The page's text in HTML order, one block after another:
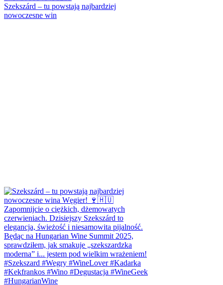
Szekszárd – tu powstają najbardziej
nowoczesne win